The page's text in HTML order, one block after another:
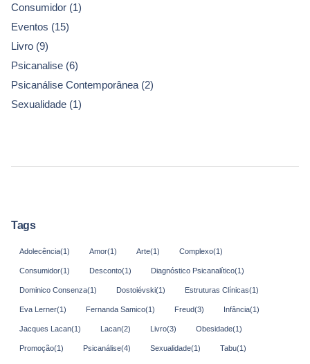
Consumidor (1)
Eventos (15)
Livro (9)
Psicanalise (6)
Psicanálise Contemporânea (2)
Sexualidade (1)
Tags
Adolecência(1) Amor(1) Arte(1) Complexo(1)
Consumidor(1) Desconto(1) Diagnóstico Psicanalítico(1)
Dominico Consenza(1) Dostoiévski(1) Estruturas Clínicas(1)
Eva Lerner(1) Fernanda Samico(1) Freud(3) Infância(1)
Jacques Lacan(1) Lacan(2) Livro(3) Obesidade(1)
Promoção(1) Psicanálise(4) Sexualidade(1) Tabu(1)